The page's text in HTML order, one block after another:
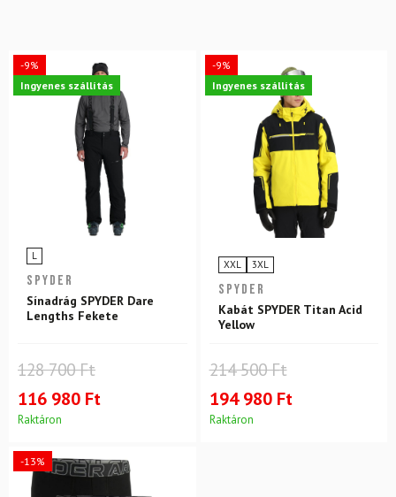
-9%
Ingyenes szállítás
L
SPYDER
Sínadrág SPYDER Dare
Lengths Fekete
128 700 Ft
116 980 Ft
Raktáron
-9%
Ingyenes szállítás
XXL 3XL
SPYDER
Kabát SPYDER Titan Acid
Yellow
214 500 Ft
194 980 Ft
Raktáron
-13%